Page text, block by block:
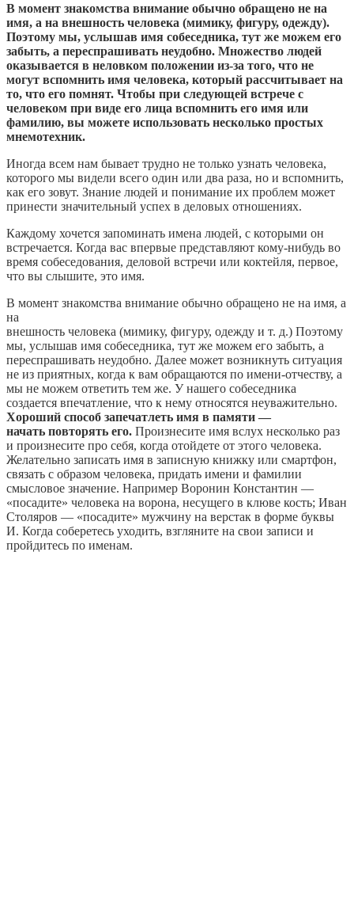
В момент знакомства внимание обычно обращено не на
имя, а на внешность человека (мимику, фигуру, одежду).
Поэтому мы, услышав имя собеседника, тут же можем его
забыть, а переспрашивать неудобно. Множество людей
оказывается в неловком положении из-за того, что не
могут вспомнить имя человека, который рассчитывает на
то, что его помнят. Чтобы при следующей встрече с
человеком при виде его лица вспомнить его имя или
фамилию, вы можете использовать несколько простых
мнемотехник.
Иногда всем нам бывает трудно не только узнать человека,
которого мы видели всего один или два раза, но и вспомнить,
как его зовут. Знание людей и понимание их проблем может
принести значительный успех в деловых отношениях.
Каждому хочется запоминать имена людей, с которыми он
встречается. Когда вас впервые представляют кому-нибудь во
время собеседования, деловой встречи или коктейля, первое,
что вы слышите, это имя.
В момент знакомства внимание обычно обращено не на имя, а
на
внешность человека (мимику, фигуру, одежду и т. д.) Поэтому
мы, услышав имя собеседника, тут же можем его забыть, а
переспрашивать неудобно. Далее может возникнуть ситуация
не из приятных, когда к вам обращаются по имени-отчеству, а
мы не можем ответить тем же. У нашего собеседника
создается впечатление, что к нему относятся неуважительно.
Хороший способ запечатлеть имя в памяти —
начать повторять его. Произнесите имя вслух несколько раз
и произнесите про себя, когда отойдете от этого человека.
Желательно записать имя в записную книжку или смартфон,
связать с образом человека, придать имени и фамилии
смысловое значение. Например Воронин Константин —
«посадите» человека на ворона, несущего в клюве кость; Иван
Столяров — «посадите» мужчину на верстак в форме буквы
И. Когда соберетесь уходить, взгляните на свои записи и
пройдитесь по именам.